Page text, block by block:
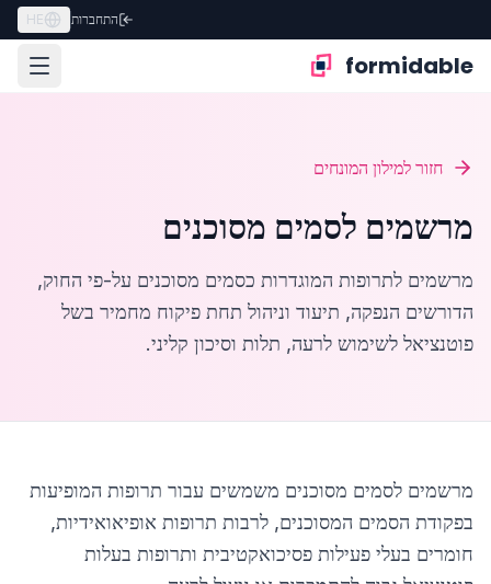
התחברות HE
formidable
חזור למילון המונחים
מרשמים לסמים מסוכנים
מרשמים לתרופות המוגדרות כסמים מסוכנים על-פי החוק,
הדורשים הנפקה, תיעוד וניהול תחת פיקוח מחמיר בשל
פוטנציאל לשימוש לרעה, תלות וסיכון קליני.
מרשמים לסמים מסוכנים משמשים עבור תרופות המופיעות
בפקודת הסמים המסוכנים, לרבות תרופות אופיאואידיות,
חומרים בעלי פעילות פסיכואקטיבית ותרופות בעלות